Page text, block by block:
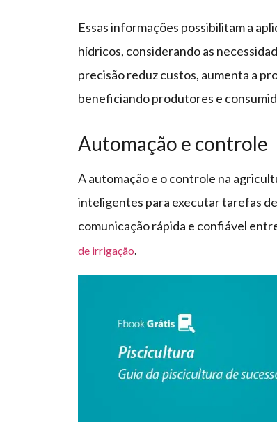
Essas informações possibilitam a
hídricos, considerando as
precisão reduz custos, aumenta a
beneficiando produtores e
Automação e controle
A automação e o controle na
inteligentes para executar tarefas
comunicação rápida e confiável
de irrigação.